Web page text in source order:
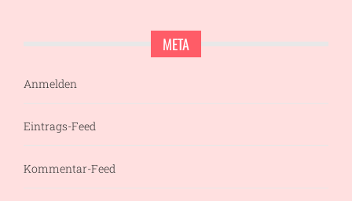
META
Anmelden
Eintrags-Feed
Kommentar-Feed